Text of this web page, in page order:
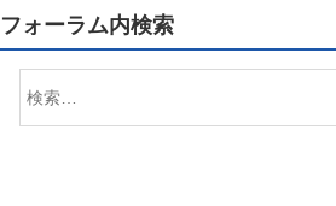
フォーラム内検索